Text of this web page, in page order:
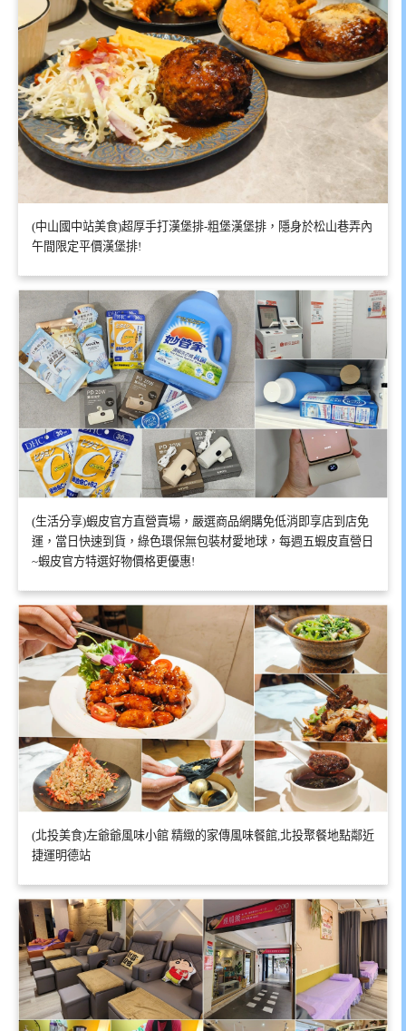
(中山國中站美食)超厚手打漢堡排-粗堡漢堡排，隱身於松山巷弄內
午間限定平價漢堡排!
(生活分享)蝦皮官方直營賣場，嚴選商品網購免低消即享店到店免
運，當日快速到貨，綠色環保無包裝材愛地球，每週五蝦皮直營日
~蝦皮官方特選好物價格更優惠!
(北投美食)左爺爺風味小館 精緻的家傳風味餐館,北投聚餐地點鄰近
捷運明德站